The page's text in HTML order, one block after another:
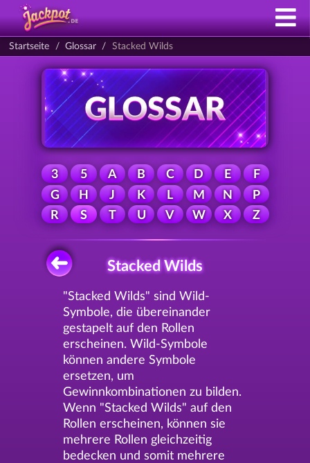
Startseite Glossar Stacked Wilds
3 5 A B C D E
F
G
H J K L M N
P
R
S T U V W X Z
Stacked Wilds
"Stacked Wilds" sind Wild-
Symbole, die übereinander
gestapelt auf den Rollen
erscheinen. Wild-Symbole
können andere Symbole
ersetzen, um
Gewinnkombinationen zu bilden.
Wenn "Stacked Wilds" auf den
Rollen erscheinen, können sie
mehrere Rollen gleichzeitig
bedecken und somit mehrere